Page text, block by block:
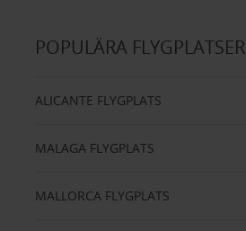
POPULÄRA FLYGPLATSER
ALICANTE FLYGPLATS
MALAGA FLYGPLATS
MALLORCA FLYGPLATS